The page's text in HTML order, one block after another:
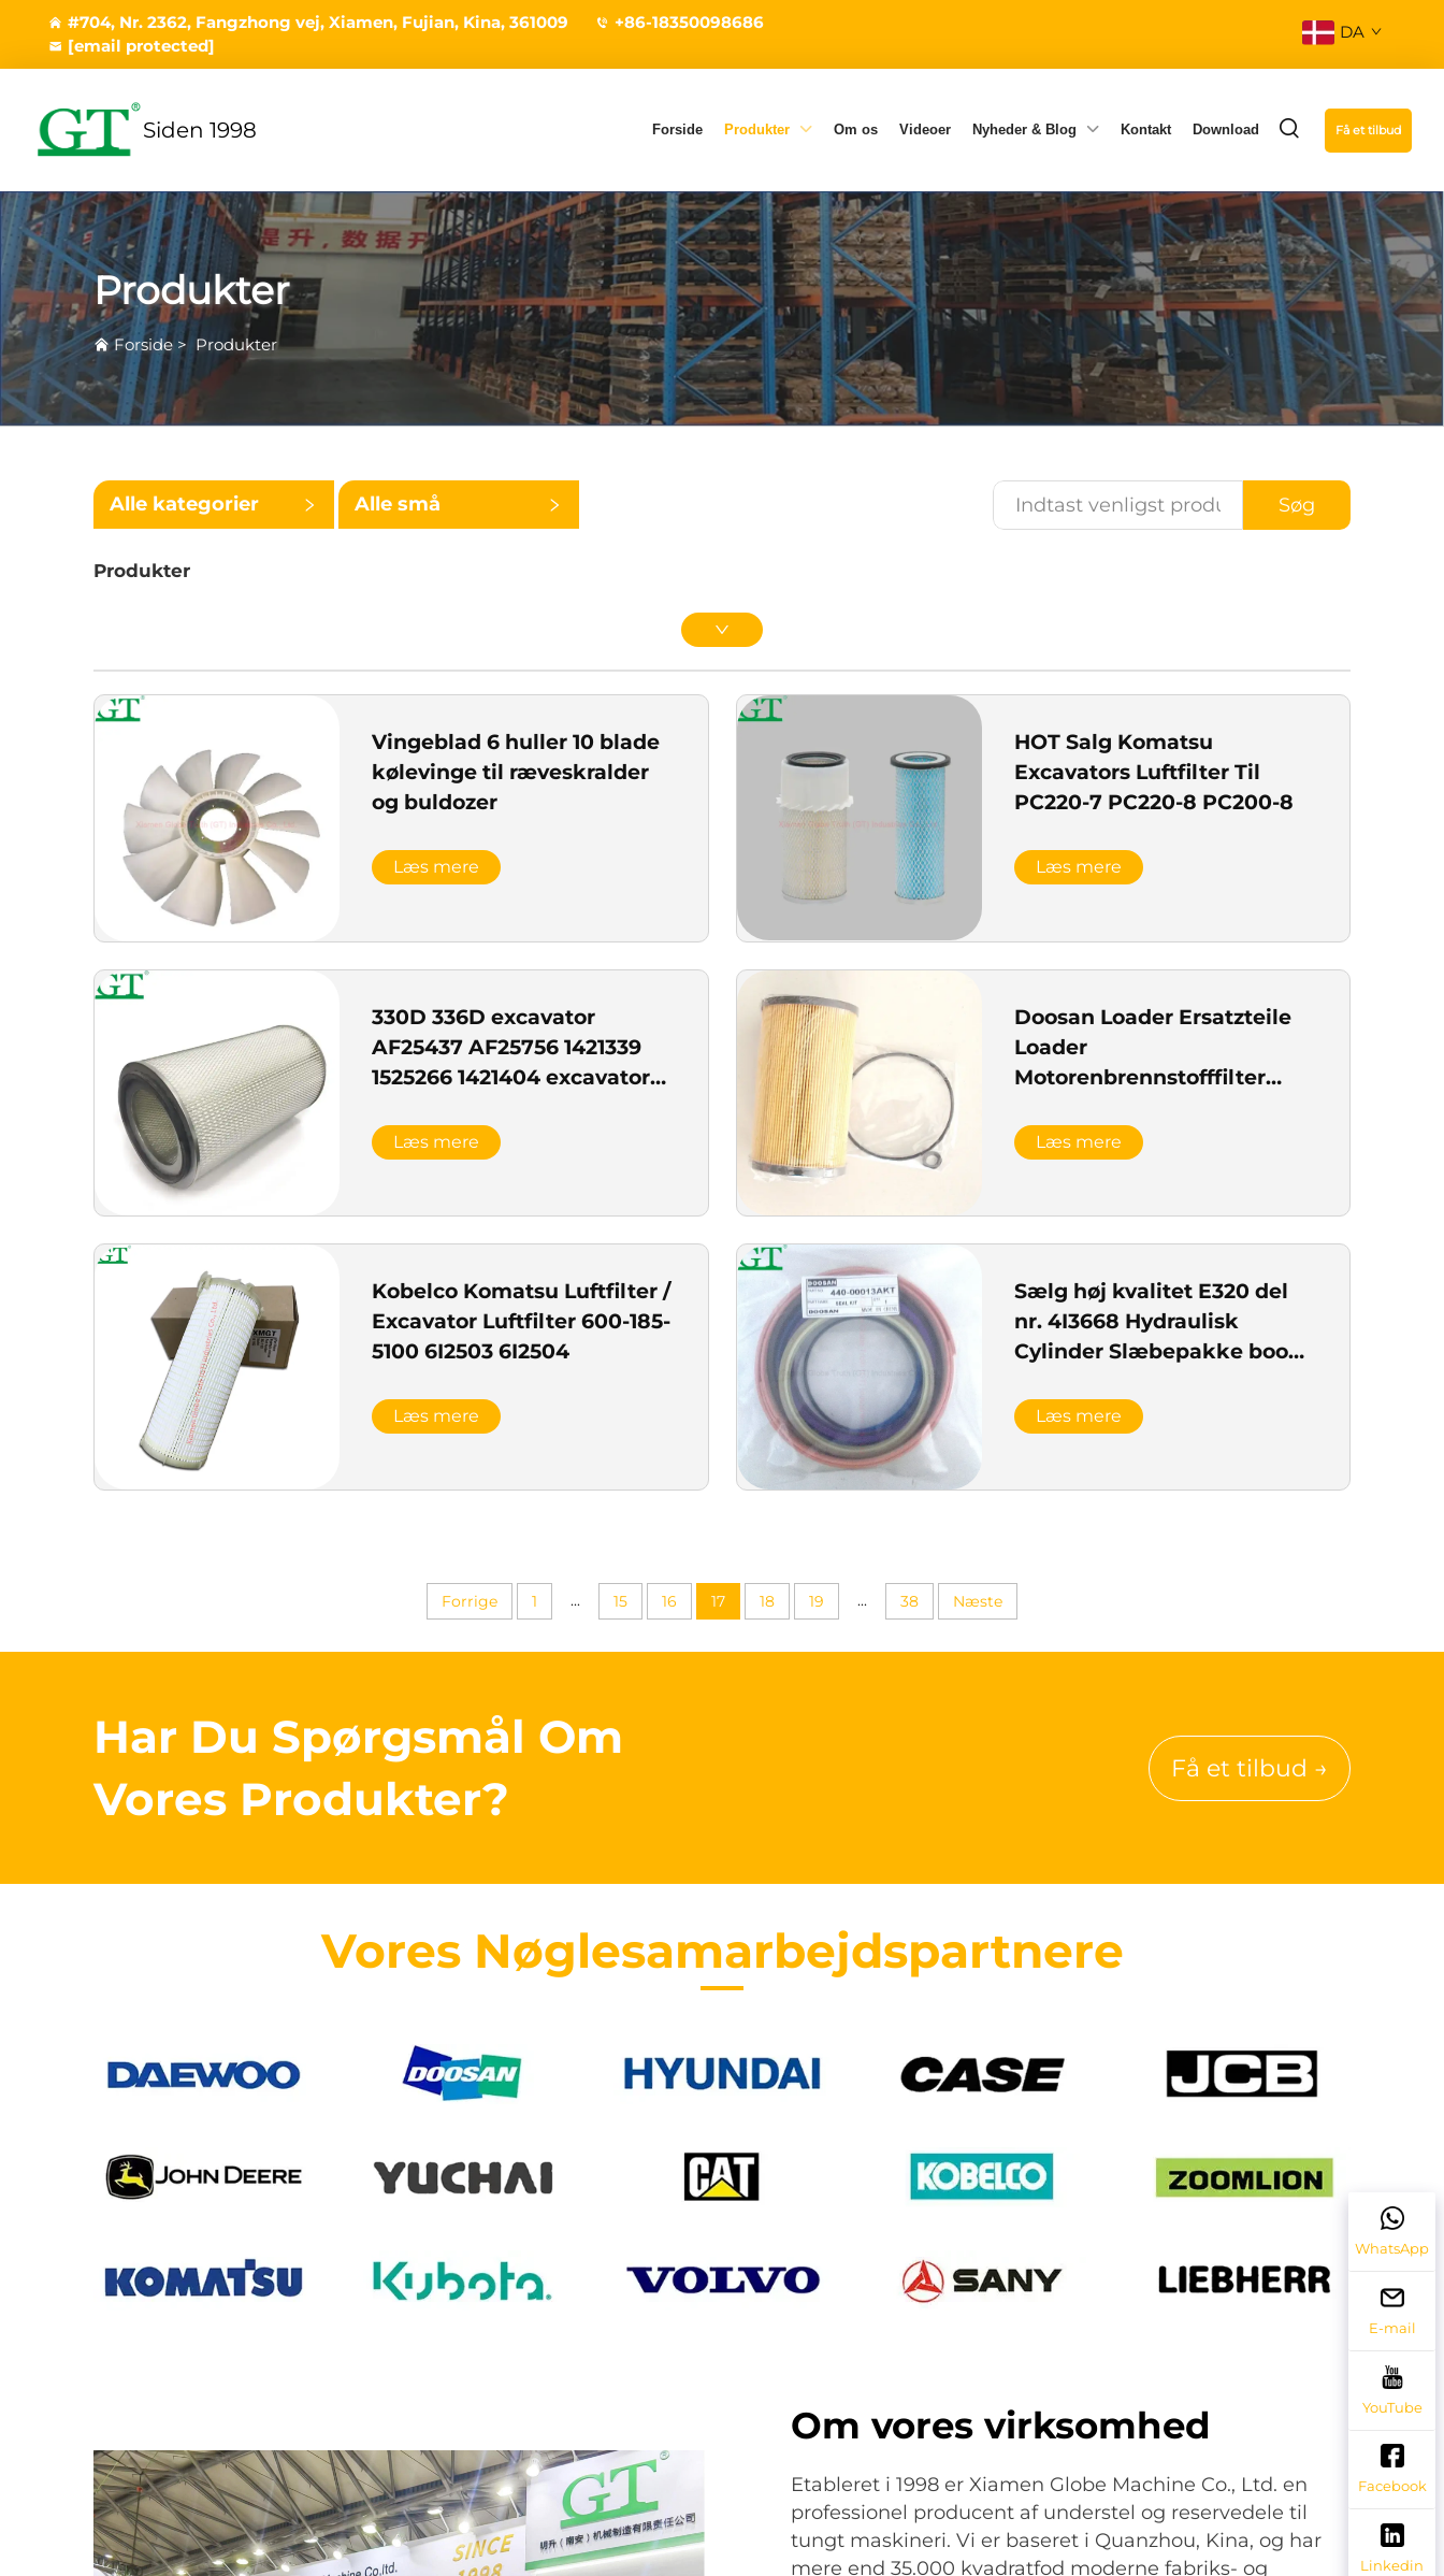
#704, Nr. 2362, Fangzhong vej, Xiamen, Fujian, Kina, 361009
+86-18350098686
[email protected]
DA
Siden 1998 Forside Produkter Om os Videoer Nyheder & Blog Kontakt Download Få et tilbud
Produkter
Forside > Produkter
Alle kategorier Alle små Søg
Produkter
Vingeblad 6 huller 10 blade
kølevinge til ræveskralder
og buldozer
Læs mere
HOT Salg Komatsu
Excavators Luftfilter Til
PC220-7 PC220-8 PC200-8
Læs mere
330D 336D excavator
AF25437 AF25756 1421339
1525266 1421404 excavator
Læs mere
Doosan Loader Ersatzteile
Loader
Motorenbrennstofffilter
SD310 Loader
Læs mere
Kobelco Komatsu Luftfilter /
Excavator Luftfilter 600-185-
5100 6I2503 6I2504
Læs mere
Sælg høj kvalitet E320 del
nr. 4I3668 Hydraulisk
Cylinder Slæbepakke boom
Læs mere
Forrige 1 ... 15 16 17 18 19 ... 38 Næste
Har Du Spørgsmål Om
Vores Produkter?
Få et tilbud →
Vores Nøglesamarbejdspartnere
Om vores virksomhed
Etableret i 1998 er Xiamen Globe Machine Co., Ltd. en
professionel producent af understel og reservedele til
tungt maskineri. Vi er baseret i Quanzhou, Kina, og har
mere end 35.000 kvadratfod moderne fabriks- og
WhatsApp
E-mail
YouTube
Facebook
Linkedin